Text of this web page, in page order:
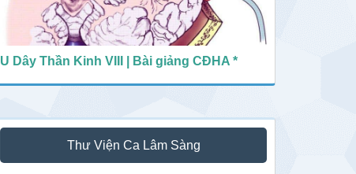
U Dây Thần Kinh VIII | Bài giảng CĐHA *
Thư Viện Ca Lâm Sàng